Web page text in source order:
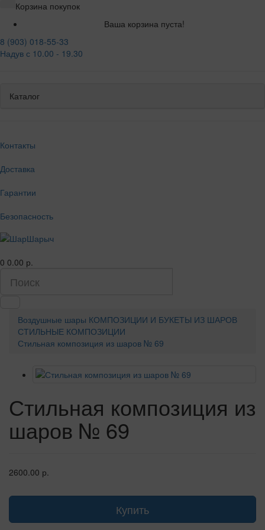
Корзина покупок
Ваша корзина пуста!
8 (903) 018-55-33
Надув с 10.00 - 19.30
Каталог
Контакты
Доставка
Гарантии
Безопасность
0 0.00 р.
Воздушные шары КОМПОЗИЦИИ И БУКЕТЫ ИЗ ШАРОВ
СТИЛЬНЫЕ КОМПОЗИЦИИ
Стильная композиция из шаров № 69
Стильная композиция из
шаров № 69
2600.00 р.
Купить